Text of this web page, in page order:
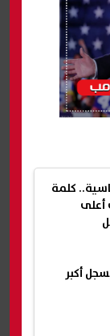
كلمة
أعلى
يسجل أكبر